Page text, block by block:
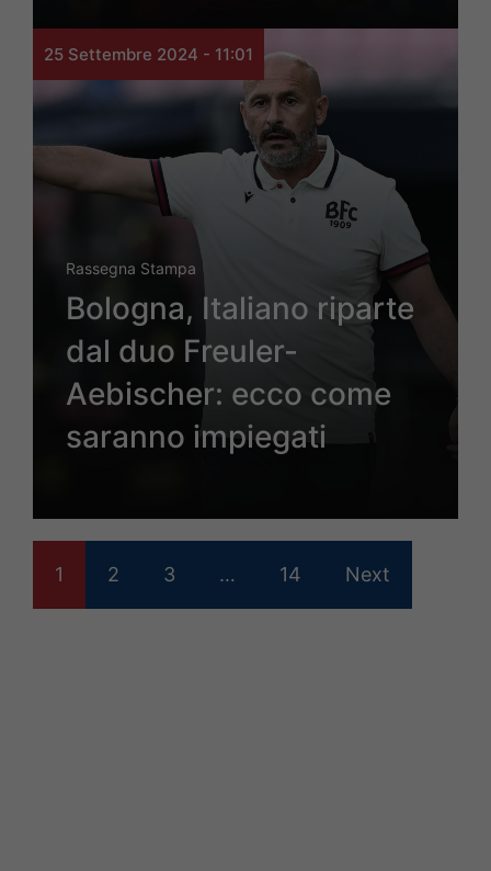
25 Settembre 2024 - 11:01
Rassegna Stampa
Bologna, Italiano riparte
dal duo Freuler-
Aebischer: ecco come
saranno impiegati
1 2 3 … 14 Next